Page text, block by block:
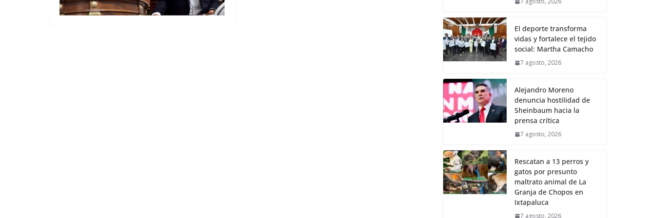
El deporte transforma
vidas y fortalece el tejido
social: Martha Camacho
7 agosto, 2026
Alejandro Moreno
denuncia hostilidad de
Sheinbaum hacia la
prensa crítica
7 agosto, 2026
Rescatan a 13 perros y
gatos por presunto
maltrato animal de La
Granja de Chopos en
Ixtapaluca
7 agosto, 2026